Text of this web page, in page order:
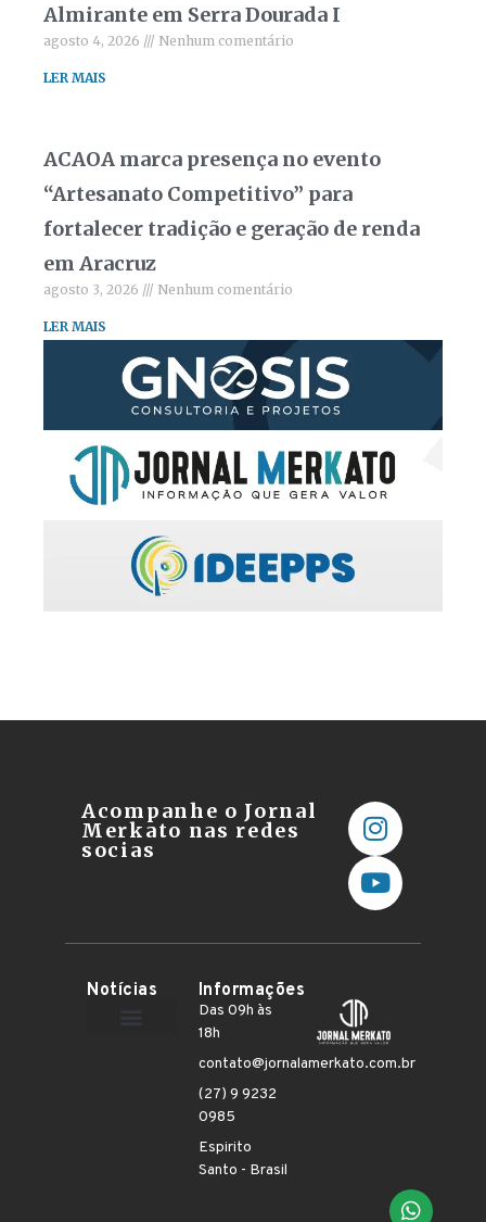
Almirante em Serra Dourada I
agosto 4, 2026 Nenhum comentário
LER MAIS
ACAOA marca presença no evento
“Artesanato Competitivo” para
fortalecer tradição e geração de renda
em Aracruz
agosto 3, 2026 Nenhum comentário
LER MAIS
Acompanhe o Jornal
Merkato nas redes
socias
Notícias Informações
Das 09h às
18h
contato@jornalamerkato.com.br
(27) 9 9232
0985
Espirito
Santo - Brasil